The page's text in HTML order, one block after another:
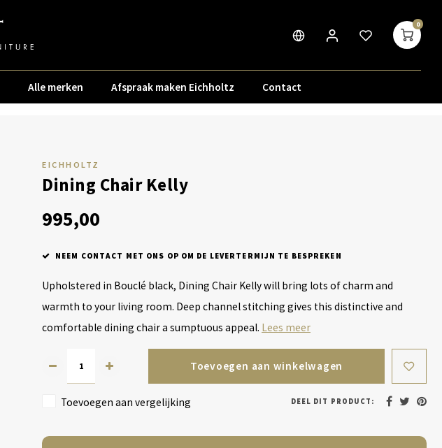
0
Alle merken Afspraak maken Eichholtz Contact
EICHHOLTZ
Dining Chair Kelly
995,00
NEEM CONTACT MET ONS OP OM DE LEVERTERMIJN TE BESPREKEN
Upholstered in Bouclé black, Dining Chair Kelly will bring lots of charm and
warmth to your living room. Deep channel stitching gives this distinctive and
comfortable dining chair a sumptuous appeal. Lees meer
Toevoegen aan winkelwagen
Toevoegen aan vergelijking DEEL DIT PRODUCT: